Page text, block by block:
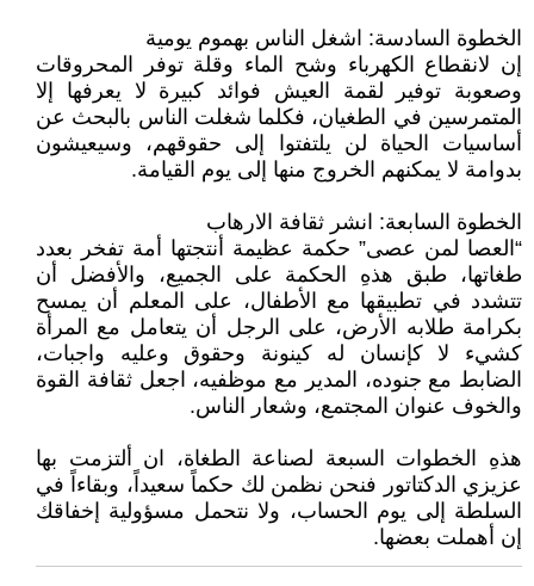
الخطوة السادسة: اشغل الناس بهموم يومية
إن لانقطاع الكهرباء وشح الماء وقلة توفر المحروقات
وصعوبة توفير لقمة العيش فوائد كبيرة لا يعرفها إلا
المتمرسين في الطغيان، فكلما شغلت الناس بالبحث عن
أساسيات الحياة لن يلتفتوا إلى حقوقهم، وسيعيشون
بدوامة لا يمكنهم الخروج منها إلى يوم القيامة.
الخطوة السابعة: انشر ثقافة الارهاب
“العصا لمن عصى” حكمة عظيمة أنتجتها أمة تفخر بعدد
طغاتها، طبق هذهِ الحكمة على الجميع، والأفضل أن
تتشدد في تطبيقها مع الأطفال، على المعلم أن يمسح
بكرامة طلابه الأرض، على الرجل أن يتعامل مع المرأة
كشيء لا كإنسان له كينونة وحقوق وعليه واجبات،
الضابط مع جنوده، المدير مع موظفيه، اجعل ثقافة القوة
والخوف عنوان المجتمع، وشعار الناس.
هذهِ الخطوات السبعة لصناعة الطغاة، ان ألتزمت بها
عزيزي الدكتاتور فنحن نظمن لك حكماً سعيداً، وبقاءاً في
السلطة إلى يوم الحساب، ولا نتحمل مسؤولية إخفاقك
إن أهملت بعضها.